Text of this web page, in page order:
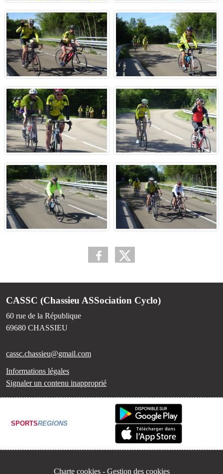
CASSC (Chassieu ASSociation Cyclo)
60 rue de la République
69680 CHASSIEU
cassc.chassieu@gmail.com
Informations légales
Signaler un contenu inapproprié
SPORTSREGIONS
Charte cookies Gestion des cookies